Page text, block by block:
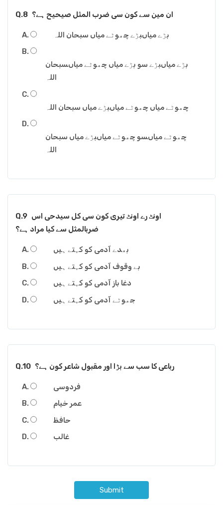
Q.8 ان مین سے کون سی ضرب المثل صیحیح ہے؟
بڑے میاںبڑے چھوٹے میاں سبحان اللہ
بڑے میاںبڑے سو بڑے میاں چھوٹے میاںسبحان
اللہ
چھوٹے میاں چھوٹے میاںبڑے میاں سبحان اللہ
چھوٹے میاںسو چھوٹے میاںبڑے میاں سبحان
اللہ
Q.9 اونٹ رے اونٹ تیری کون سی کل سیدحی اس
ضربالمثل سے کیا مراد ہے؟
بھدے آدمی کو کہتے ہیں
بے وقوف آدمی کو کہتے ہیں
دغا باز آدمی کو کہتے ہیں
جھوٹے آدمی کو کہتے ہیں
Q.10 رباعی کا سب سے بڑا اور مقبول شاعر کون ہے؟
فردوسی
عمر خیام
حافظ
غالب
Submit